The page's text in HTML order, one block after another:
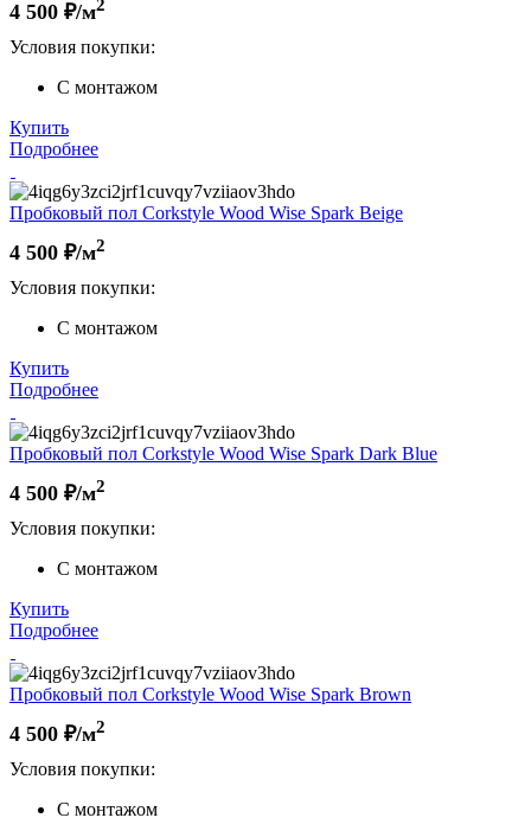
4 500 ₽/м2
Условия покупки:
С монтажом
Купить
Подробнее
Пробковый пол Corkstyle Wood Wise Spark Beige
4 500 ₽/м2
Условия покупки:
С монтажом
Купить
Подробнее
Пробковый пол Corkstyle Wood Wise Spark Dark Blue
4 500 ₽/м2
Условия покупки:
С монтажом
Купить
Подробнее
Пробковый пол Corkstyle Wood Wise Spark Brown
4 500 ₽/м2
Условия покупки:
С монтажом